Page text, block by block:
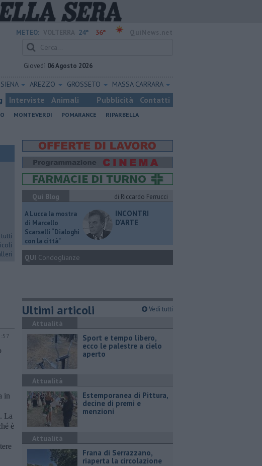
METEO: 24° 36°
Giovedì 06 Agosto 2026
SIENA AREZZO GROSSETO MASSA CARRARA
Interviste Animali Pubblicità Contatti
MONTEVERDI POMARANCE
RIPARBELLA
tutti
in
La
è
Qui Blog
di Riccardo Ferrucci
A Lucca la mostra
di Marcello
Scarselli “Dialoghi
con la città"
INCONTRI
D'ARTE
QUI Condoglianze
Ultimi articoli Vedi tutti
Attualità
Sport e tempo libero,
ecco le palestre a cielo
aperto
Attualità
Estemporanea di Pittura,
decine di premi e
menzioni
Attualità
Frana di Serrazzano,
riaperta la circolazione